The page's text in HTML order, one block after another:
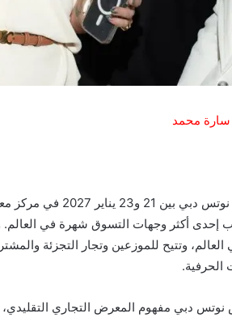
سارة محمد
ينطلق معرض نوتس
إحدى أكثر وجهات التسوق شهرة في العالم.
وتتيح للموزعين وتجار التجزئة
الحرفية.
نوتس دبي مفهوم المعرض التجاري